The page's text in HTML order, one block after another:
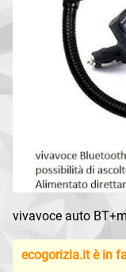
vivavoce auto
ecogorizia.it è in